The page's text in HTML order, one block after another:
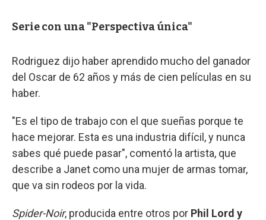
Serie con una "Perspectiva única"
Rodriguez dijo haber aprendido mucho del ganador
del Oscar de 62 años y más de cien películas en su
haber.
"Es el tipo de trabajo con el que sueñas porque te
hace mejorar. Esta es una industria difícil, y nunca
sabes qué puede pasar", comentó la artista, que
describe a Janet como una mujer de armas tomar,
que va sin rodeos por la vida.
Spider-Noir, producida entre otros por Phil Lord y